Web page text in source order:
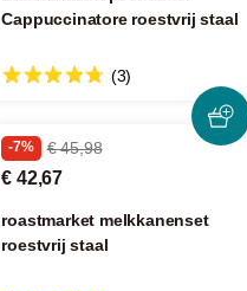
Cappuccinatore roestvrij staal
(3)
-7% € 45,98
€ 42,67
roastmarket melkkanenset
roestvrij staal